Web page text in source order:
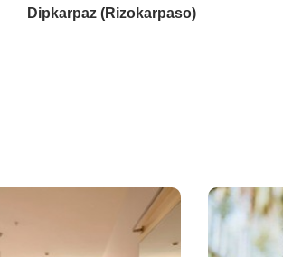
Dipkarpaz (Rizokarpaso)